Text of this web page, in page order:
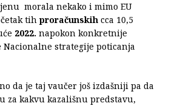
morala nekako i mimo EU
tih proračunskih cca 10,5
2022. napokon konkretnije
strategije poticanja
da je taj vaučer još izdašniji pa da
za kakvu kazališnu predstavu,